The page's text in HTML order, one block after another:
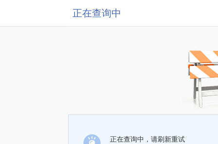
正在查询中
正在查询中，请刷新重试